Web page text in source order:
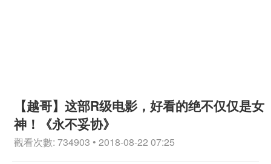
【越哥】这部R级电影，好看的绝不仅仅是女
神！《永不妥协》
觀看次數: 734903 • 2018-08-22 07:25